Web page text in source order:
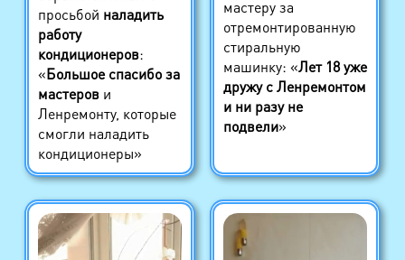
просьбой наладить
работу
кондиционеров:
«Большое спасибо за
мастерови
Ленремонту, которые
смогли наладить
кондиционеры»
мастеру за
отремонтированную
стиральную
машинку: «Лет 18 уже
дружу с Ленремонтом
и ни разу не
подвели»